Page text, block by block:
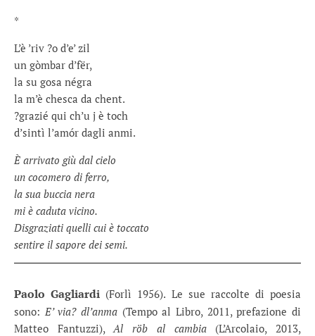
*
L’è ’riv ?o d’e’ zil
un gòmbar d’fër,
la su gosa négra
la m’è chesca da chent.
?grazié qui ch’u j è toch
d’sintì l’amór dagli anmi.
È arrivato giù dal cielo
un cocomero di ferro,
la sua buccia nera
mi è caduta vicino.
Disgraziati quelli cui è toccato
sentire il sapore dei semi.
Paolo Gagliardi (Forlì 1956). Le sue raccolte di poesia
sono: E’ via? dl’anma (Tempo al Libro, 2011, prefazione di
Matteo Fantuzzi), Al röb al cambia(L’Arcolaio, 2013,